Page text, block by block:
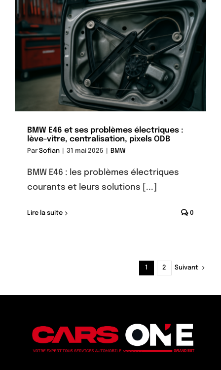
BMW E46 et ses problèmes électriques :
lève-vitre, centralisation, pixels ODB
ParSofian 31 mai 2025 BMW
BMW E46 : les problèmes électriques
courants et leurs solutions [...]
Lire la suite 0
1 2 Suivant